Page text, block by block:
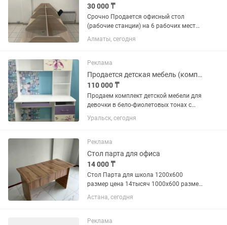
30 000 ₸
Срочно Продается офисный стол
(рабочие станции) на 6 рабочих места
Перегородки для повышения
концентрации и снижения шума
качественного ЛДСП Современный
дизайн в...
Алматы, сегодня
Реклама
Продается детская мебель (комплект) кровать, стол, шкаф, тумбочка
110 000 ₸
Продаем комплект детской мебели для
девочки в бело-фиолетовых тонах с
цветочным принтом. Все в хорошем
состоянии, использовалась аккуратно.
— отдаем с новым...
Уральск, сегодня
Реклама
Стол парта для офиса
14 000 ₸
Стол Парта для школа 1200х600
размер цена 14тысяч 1000х600 размер
цена 12 тысяч 1100х600 размер цена
13 тысяч Каспи рассрочка есть ред
парту берете
Астана, сегодня
Реклама